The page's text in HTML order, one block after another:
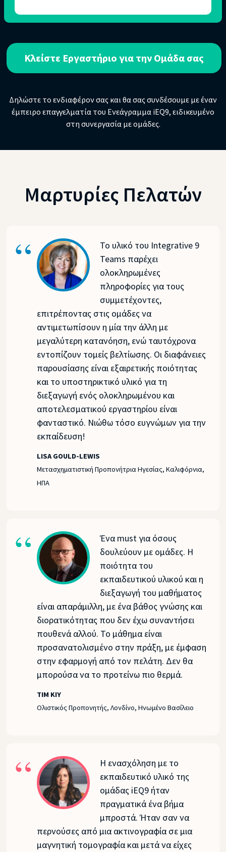
Κλείστε Εργαστήριο για την Ομάδα σας
Δηλώστε το ενδιαφέρον σας και θα σας συνδέσουμε με έναν
έμπειρο επαγγελματία του Ενεάγραμμα iEQ9, ειδικευμένο
στη συνεργασία με ομάδες.
Μαρτυρίες Πελατών
Το υλικό του Integrative 9
Teams παρέχει
ολοκληρωμένες
πληροφορίες για τους
συμμετέχοντες,
επιτρέποντας στις ομάδες να
αντιμετωπίσουν η μία την άλλη με
μεγαλύτερη κατανόηση, ενώ ταυτόχρονα
εντοπίζουν τομείς βελτίωσης. Οι διαφάνειες
παρουσίασης είναι εξαιρετικής ποιότητας
και το υποστηρικτικό υλικό για τη
διεξαγωγή ενός ολοκληρωμένου και
αποτελεσματικού εργαστηρίου είναι
φανταστικό. Νιώθω τόσο ευγνώμων για την
εκπαίδευση!
LISA GOULD-LEWIS
Μετασχηματιστική Προπονήτρια Ηγεσίας, Καλιφόρνια,
ΗΠΑ
Ένα must για όσους
δουλεύουν με ομάδες. Η
ποιότητα του
εκπαιδευτικού υλικού και η
διεξαγωγή του μαθήματος
είναι απαράμιλλη, με ένα βάθος γνώσης και
διορατικότητας που δεν έχω συναντήσει
πουθενά αλλού. Το μάθημα είναι
προσανατολισμένο στην πράξη, με έμφαση
στην εφαρμογή από τον πελάτη. Δεν θα
μπορούσα να το προτείνω πιο θερμά.
TIM KIY
Ολιστικός Προπονητής, Λονδίνο, Ηνωμένο Βασίλειο
Η ενασχόληση με το
εκπαιδευτικό υλικό της
ομάδας iEQ9 ήταν
πραγματικά ένα βήμα
μπροστά. Ήταν σαν να
περνούσες από μια ακτινογραφία σε μια
μαγνητική τομογραφία και μετά να είχες